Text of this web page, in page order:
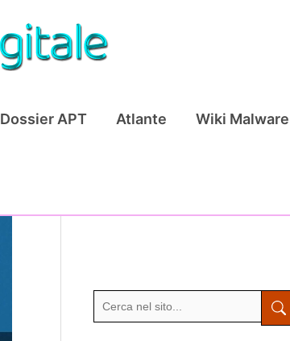
Dossier APT Atlante Wiki Malware